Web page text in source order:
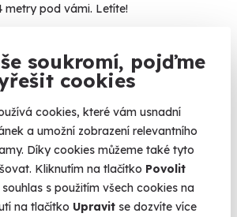
soukromí, pojďme
cookies
cookies, které vám usnadní
a umožní zobrazení relevantního
Díky cookies můžeme také tyto
Kliknutím na tlačítko Povolit
s použitím všech cookies na
na tlačítko Upravit se dozvíte více
pod vámi. Letíte!
10. 08. 2026